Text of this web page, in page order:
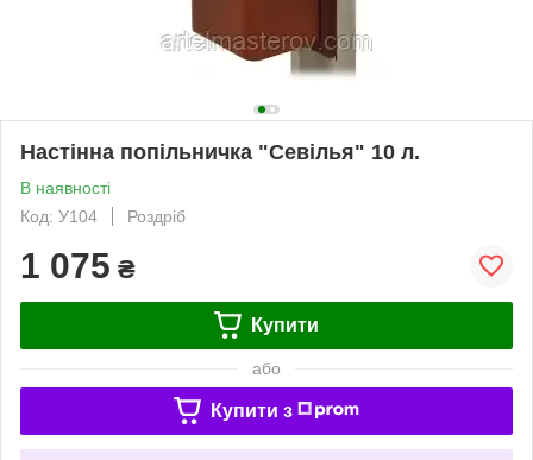
Настінна попільничка "Севілья" 10 л.
В наявності
Код: У104
Роздріб
1 075 ₴
Купити
або
Купити з